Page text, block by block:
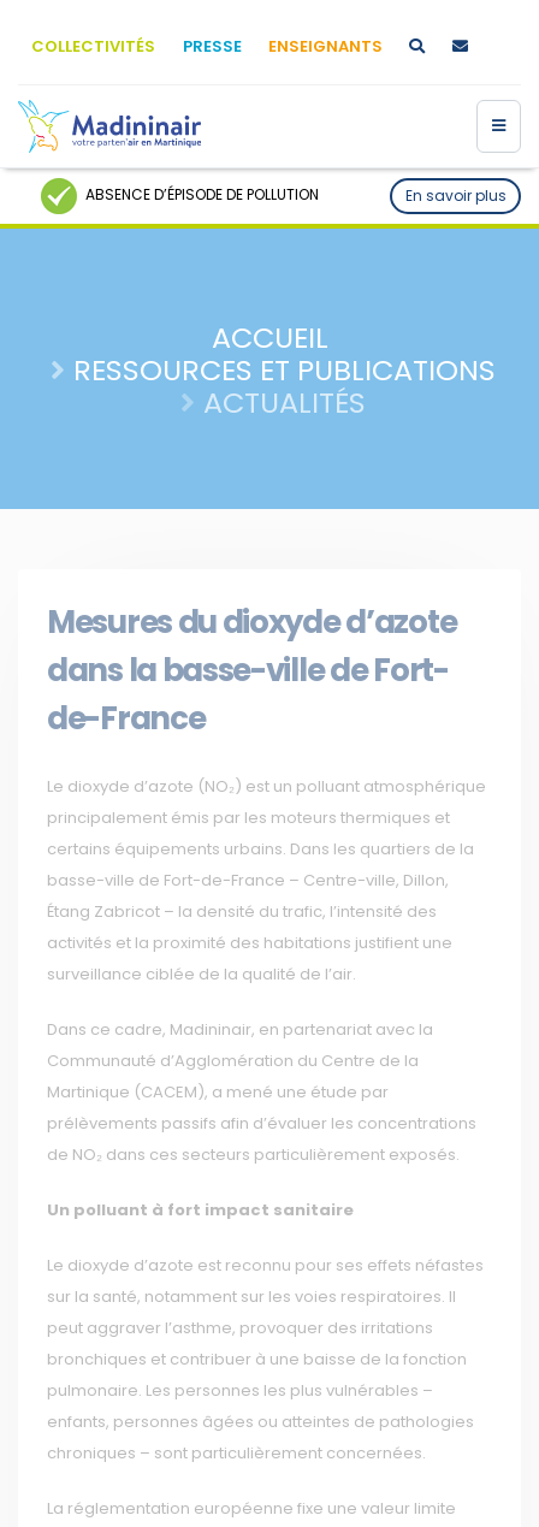
COLLECTIVITÉS PRESSE ENSEIGNANTS
ABSENCE D’ÉPISODE DE POLLUTION En savoir plus
ACCUEIL
RESSOURCES ET PUBLICATIONS
ACTUALITÉS
Mesures du dioxyde d’azote
dans la basse-ville de Fort-
de-France
Le dioxyde d’azote (NO₂) est un polluant atmosphérique
principalement émis par les moteurs thermiques et
certains équipements urbains. Dans les quartiers de la
basse-ville de Fort-de-France – Centre-ville, Dillon,
Étang Zabricot – la densité du trafic, l’intensité des
activités et la proximité des habitations justifient une
surveillance ciblée de la qualité de l’air.
Dans ce cadre, Madininair, en partenariat avec la
Communauté d’Agglomération du Centre de la
Martinique (CACEM), a mené une étude par
prélèvements passifs afin d’évaluer les concentrations
de NO₂ dans ces secteurs particulièrement exposés.
Un polluant à fort impact sanitaire
Le dioxyde d’azote est reconnu pour ses effets néfastes
sur la santé, notamment sur les voies respiratoires. Il
peut aggraver l’asthme, provoquer des irritations
bronchiques et contribuer à une baisse de la fonction
pulmonaire. Les personnes les plus vulnérables –
enfants, personnes âgées ou atteintes de pathologies
chroniques – sont particulièrement concernées.
La réglementation européenne fixe une valeur limite